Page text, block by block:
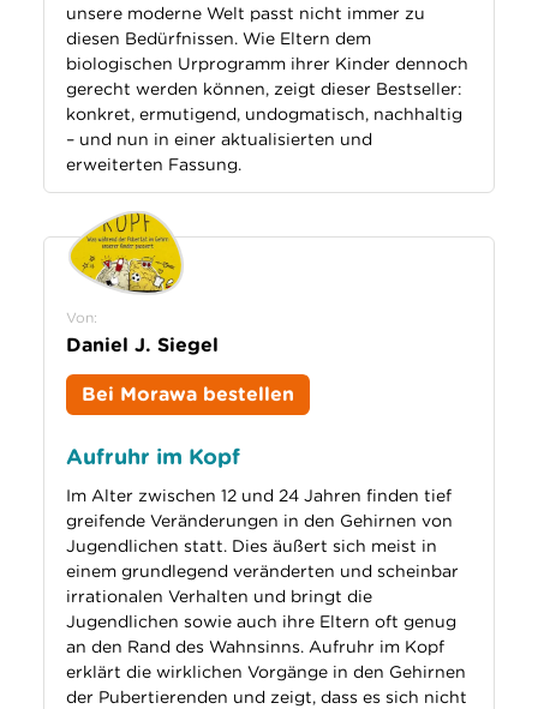
unsere moderne Welt passt nicht immer zu
diesen Bedürfnissen. Wie Eltern dem
biologischen Urprogramm ihrer Kinder dennoch
gerecht werden können, zeigt dieser Bestseller:
konkret, ermutigend, undogmatisch, nachhaltig
– und nun in einer aktualisierten und
erweiterten Fassung.
Von:
Daniel J. Siegel
Bei Morawa bestellen
Aufruhr im Kopf
Im Alter zwischen 12 und 24 Jahren finden tief
greifende Veränderungen in den Gehirnen von
Jugendlichen statt. Dies äußert sich meist in
einem grundlegend veränderten und scheinbar
irrationalen Verhalten und bringt die
Jugendlichen sowie auch ihre Eltern oft genug
an den Rand des Wahnsinns. Aufruhr im Kopf
erklärt die wirklichen Vorgänge in den Gehirnen
der Pubertierenden und zeigt, dass es sich nicht